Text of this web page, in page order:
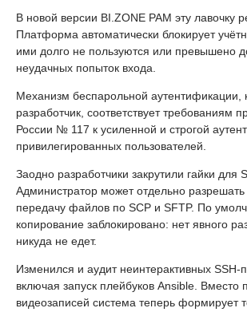
В новой версии BI.ZONE PAM эту лавочку
Платформа автоматически блокирует
ими долго не пользуются или превышено
неудачных попыток входа.
Механизм беспарольной аутентификации,
разработчик, соответствует требованиям
России № 117 к усиленной и строгой
привилегированных пользователей.
Заодно разработчики закрутили гайки для
Администратор может отдельно
передачу файлов по SCP и SFTP. По
копирование заблокировано: нет явного
никуда не едет.
Изменился и аудит неинтерактивных SSH-
включая запуск плейбуков Ansible. Вместо
видеозаписей система теперь формирует